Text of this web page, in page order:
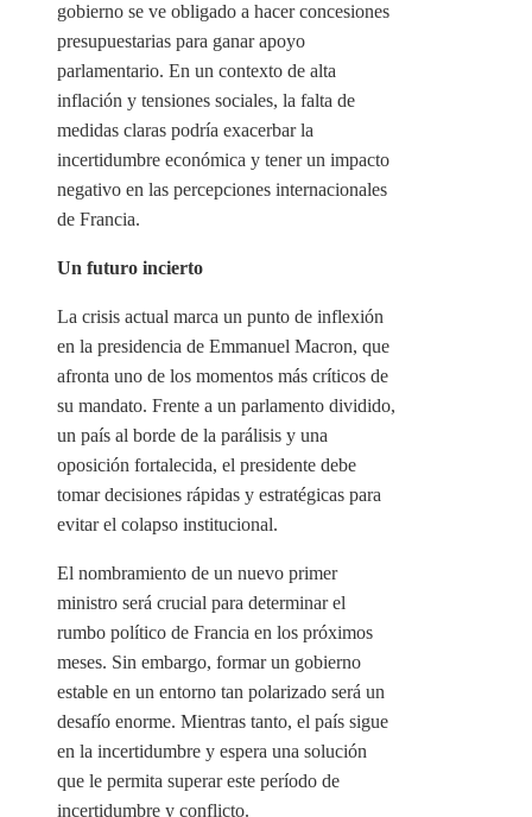
gobierno se ve obligado a hacer concesiones
presupuestarias para ganar apoyo
parlamentario. En un contexto de alta
inflación y tensiones sociales, la falta de
medidas claras podría exacerbar la
incertidumbre económica y tener un impacto
negativo en las percepciones internacionales
de Francia.
Un futuro incierto
La crisis actual marca un punto de inflexión
en la presidencia de Emmanuel Macron, que
afronta uno de los momentos más críticos de
su mandato. Frente a un parlamento dividido,
un país al borde de la parálisis y una
oposición fortalecida, el presidente debe
tomar decisiones rápidas y estratégicas para
evitar el colapso institucional.
El nombramiento de un nuevo primer
ministro será crucial para determinar el
rumbo político de Francia en los próximos
meses. Sin embargo, formar un gobierno
estable en un entorno tan polarizado será un
desafío enorme. Mientras tanto, el país sigue
en la incertidumbre y espera una solución
que le permita superar este período de
incertidumbre y conflicto.